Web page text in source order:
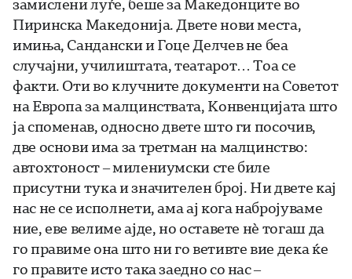
замислени луѓе, беше за Македонците во
Пиринска Македонија. Двете нови места,
имиња, Сандански и Гоце Делчев не беа
случајни, училиштата, театарот… Тоа се
факти. Оти во клучните документи на Советот
на Европа за малцинствата, Конвенцијата што
ја споменав, односно двете што ги посочив,
две основи има за третман на малцинство:
автохтоност – милениумски сте биле
присутни тука и значителен број. Ни двете кај
нас не се исполнети, ама ај кога набројуваме
ние, еве велиме ајде, но оставете нѐ тогаш да
го правиме она што ни го ветивте вие дека ќе
го правите исто така заедно со нас –